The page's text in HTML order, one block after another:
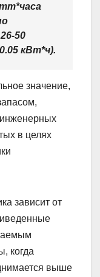
50
кВт*ч).
значение,
в целях
зависит от
когда
выше